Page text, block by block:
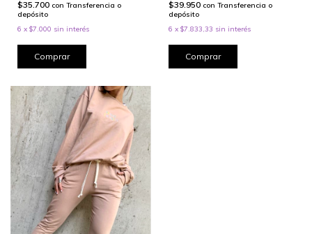
$35.700 con Transferencia o
depósito
6 x $7.000 sin interés
Comprar
$39.950 con Transferencia o
depósito
6 x $7.833,33 sin interés
Comprar